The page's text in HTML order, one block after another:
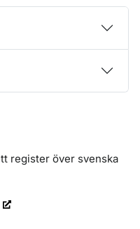
register över svenska